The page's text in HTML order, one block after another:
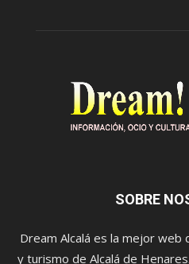
SOBRE
Dream Alcalá es la mejor web
y turismo de Alcalá de